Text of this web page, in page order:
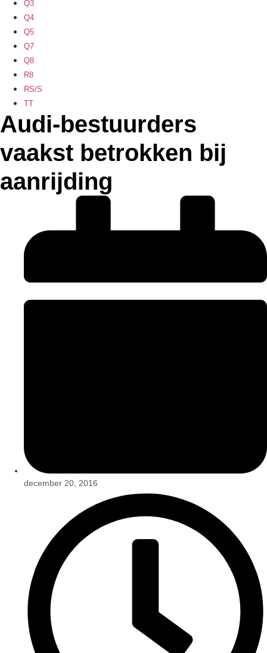
Q3
Q4
Q5
Q7
Q8
R8
RS/S
TT
Audi-bestuurders
vaakst betrokken bij
aanrijding
december 20, 2016